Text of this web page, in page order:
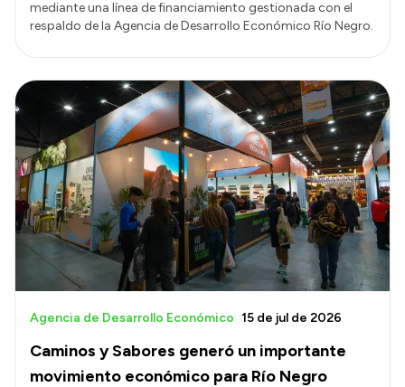
mediante una línea de financiamiento gestionada con el
respaldo de la Agencia de Desarrollo Económico Río Negro.
Caminos y Sabores generó un importante
movimiento económico para Río Negro
Agencia de Desarrollo Económico 15 de jul de 2026